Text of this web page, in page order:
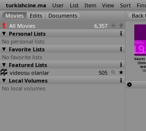
turkishcine.ma User List Item View Sort
All Movies
6,357
Personal Lists
No personal lists
Favorite Lists
No favorite lists
Featured Lists
videosu olanlar
505
Local Volumes
No local volumes
(Müjdat
1982
Sogukoluk
(Müjdat Saylav)
1982
1982
Hasret